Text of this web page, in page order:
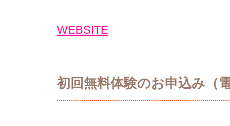
WEBSITE
初回無料体験のお申込み（